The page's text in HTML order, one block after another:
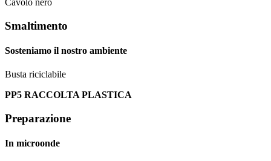
Cavolo nero
Smaltimento
Sosteniamo il nostro ambiente
Busta riciclabile
PP5 RACCOLTA PLASTICA
Preparazione
In microonde